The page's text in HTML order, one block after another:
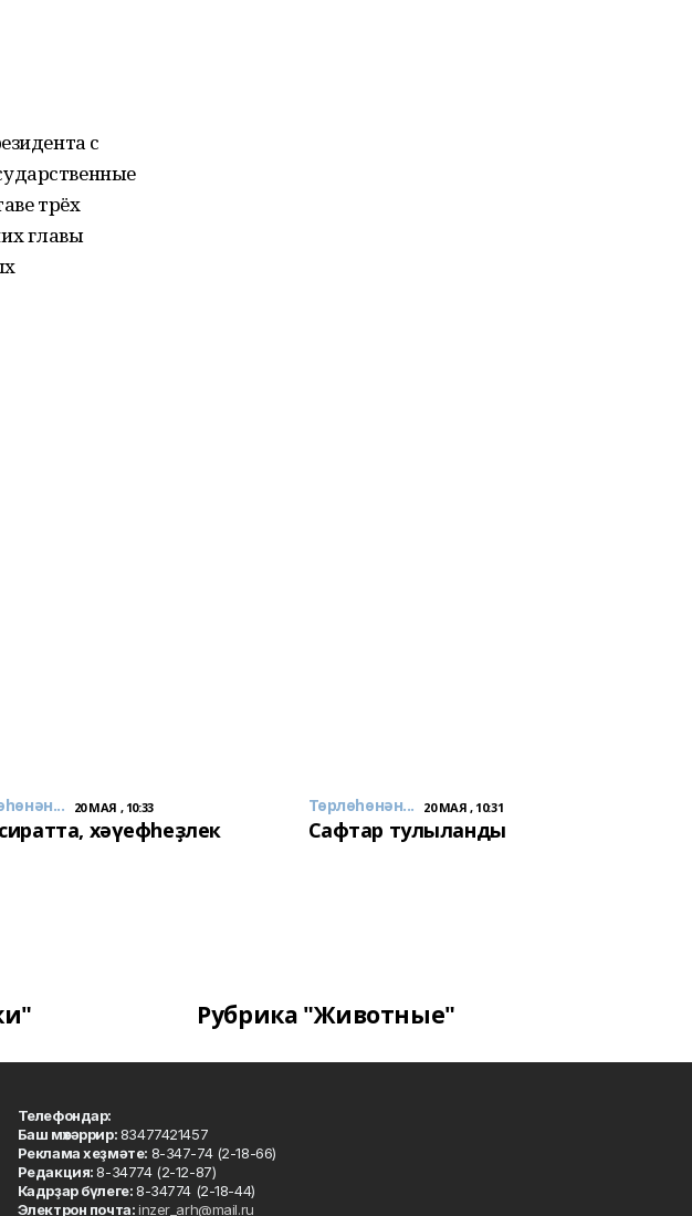
с
трёх
главы
20 МАЯ , 10:33
хәүефһеҙлек
Төрлөһөнән... 20 МАЯ , 10:31
Сафтар тулыланды
Рубрика "Животные"
Телефондар:
Баш мөхәррир:83477421457
Реклама хеҙмәте: 8-347-74 (2-18-66)
Редакция:8-34774 (2-12-87)
Кадрҙар бүлеге:8-34774 (2-18-44)
Электрон почта:inzer_arh@mail.ru